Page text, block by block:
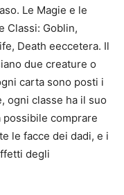
Le Magie e le
Classi: Goblin,
Death eeccetera. Il
due creature o
carta sono posti i
ogni classe ha il suo
possibile comprare
le facce dei dadi, e i
degli